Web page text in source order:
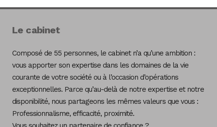
Le cabinet
Composé de 55 personnes, le cabinet n’a qu’une ambition :
vous apporter son expertise dans les domaines de la vie
courante de votre société ou à l’occasion d’opérations
exceptionnelles. Parce qu’au-delà de notre expertise et notre
disponibilité, nous partageons les mêmes valeurs que vous :
Professionnalisme, efficacité, proximité.